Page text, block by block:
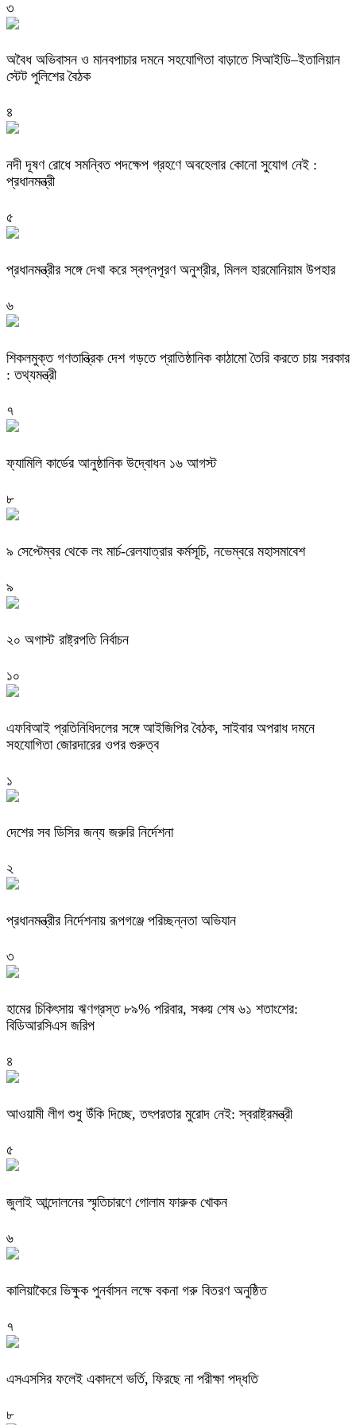
৩
অবৈধ অভিবাসন ও মানবপাচার দমনে সহযোগিতা বাড়াতে সিআইডি–ইতালিয়ান
স্টেট পুলিশের বৈঠক
৪
নদী দূষণ রোধে সমন্বিত পদক্ষেপ গ্রহণে অবহেলার কোনো সুযোগ নেই :
প্রধানমন্ত্রী
৫
প্রধানমন্ত্রীর সঙ্গে দেখা করে স্বপ্নপূরণ অনুশ্রীর, মিলল হারমোনিয়াম উপহার
৬
শিকলমুক্ত গণতান্ত্রিক দেশ গড়তে প্রাতিষ্ঠানিক কাঠামো তৈরি করতে চায় সরকার
: তথ্যমন্ত্রী
৭
ফ্যামিলি কার্ডের আনুষ্ঠানিক উদ্বোধন ১৬ আগস্ট
৮
৯ সেপ্টেম্বর থেকে লং মার্চ-রেলযাত্রার কর্মসূচি, নভেম্বরে মহাসমাবেশ
৯
২০ অগাস্ট রাষ্ট্রপতি নির্বাচন
১০
এফবিআই প্রতিনিধিদলের সঙ্গে আইজিপির বৈঠক, সাইবার অপরাধ দমনে
সহযোগিতা জোরদারের ওপর গুরুত্ব
১
দেশের সব ডিসির জন্য জরুরি নির্দেশনা
২
প্রধানমন্ত্রীর নির্দেশনায় রূপগঞ্জে পরিচ্ছন্নতা অভিযান
৩
হামের চিকিৎসায় ঋণগ্রস্ত ৮৯% পরিবার, সঞ্চয় শেষ ৬১ শতাংশের:
বিডিআরসিএস জরিপ
৪
আওয়ামী লীগ শুধু উঁকি দিচ্ছে, তৎপরতার মুরোদ নেই: স্বরাষ্ট্রমন্ত্রী
৫
জুলাই আন্দোলনের স্মৃতিচারণে গোলাম ফারুক খোকন
৬
কালিয়াকৈরে ভিক্ষুক পুনর্বাসন লক্ষে বকনা গরু বিতরণ অনুষ্ঠিত
৭
এসএসসির ফলেই একাদশে ভর্তি, ফিরছে না পরীক্ষা পদ্ধতি
৮